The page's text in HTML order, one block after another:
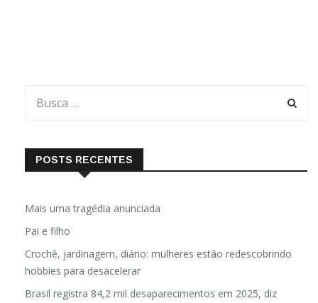
POSTS RECENTES
Mais uma tragédia anunciada
Pai e filho
Crochê, jardinagem, diário: mulheres estão redescobrindo
hobbies para desacelerar
Brasil registra 84,2 mil desaparecimentos em 2025, diz